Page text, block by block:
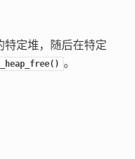
特定堆，随后在特定
。